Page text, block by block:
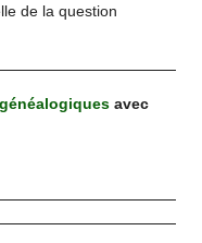
de la question
avec